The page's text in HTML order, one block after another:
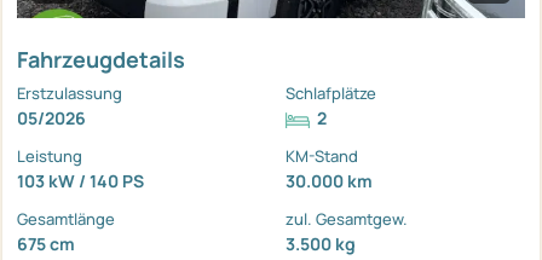
Fahrzeugdetails
Erstzulassung
05/2026
Schlafplätze
2
Leistung
103 kW / 140 PS
KM-Stand
30.000 km
Gesamtlänge
675 cm
zul. Gesamtgew.
3.500 kg